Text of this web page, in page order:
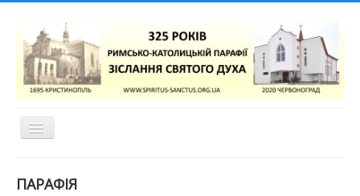
Перемикач
навігації
ПАРАФІЯ